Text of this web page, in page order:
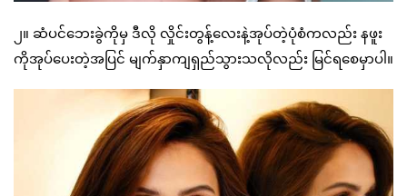
၂။ ဆံပင်ဘေးခွဲကိုမှ ဒီလို လှိုင်းတွန့်လေးနဲ့အုပ်တဲ့ပုံစံကလည်း နဖူး
ကိုအုပ်ပေးတဲ့အပြင် မျက်နှာကျရှည်သွားသလိုလည်း မြင်ရစေမှာပါ။